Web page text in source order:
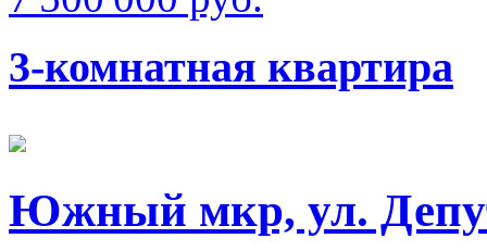
3-комнатная квартира
Южный мкр, ул.